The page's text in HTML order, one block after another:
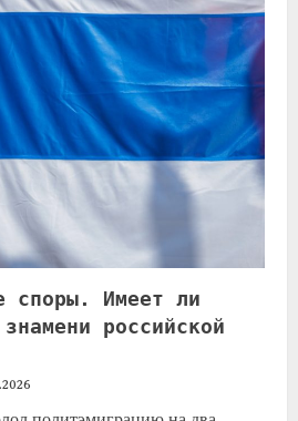
споры. Имеет ли
российской